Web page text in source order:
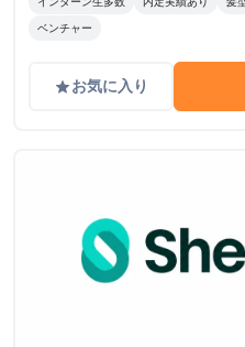
ベンチャー
gradeお気に入り